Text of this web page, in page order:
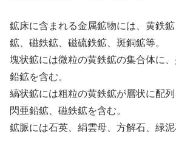
鉱床に含まれる金属鉱物には、黄鉄
鉱、磁鉄鉱、磁硫鉄鉱、斑銅鉱等。
塊状鉱には微粒の黄鉄鉱の集合体に
鉛鉱を含む。
縞状鉱には粗粒の黄鉄鉱が層状に配列
閃亜鉛鉱、磁鉄鉱を含む。
鉱脈には石英、絹雲母、方解石、緑泥